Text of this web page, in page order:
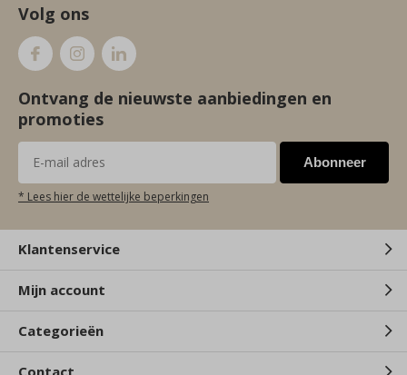
Volg ons
Ontvang de nieuwste aanbiedingen en
promoties
Abonneer
* Lees hier de wettelijke beperkingen
Klantenservice
Mijn account
Categorieën